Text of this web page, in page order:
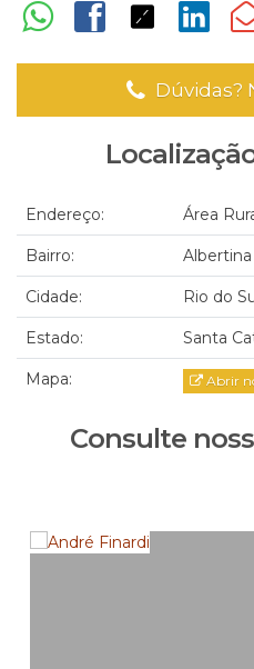
Dúvidas?
Endereço: Área
Bairro: Albertina
Cidade: Rio do
Estado: Santa
Mapa: Abrir
Consulte